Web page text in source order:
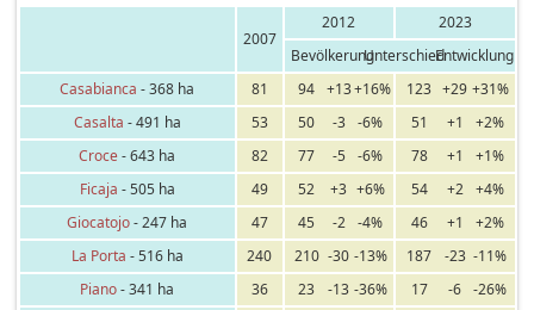
2007
2012
2023
BevölkerungUnterschiedEntwicklung
Casabianca - 368 ha 81 94 +13+16% 123 +29 +31%
Casalta - 491 ha 53 50 -3 -6% 51 +1
+2%
Croce- 643 ha 82 77 -5 -6% 78 +1
+1%
Ficaja - 505 ha 49 52 +3 +6% 54 +2
+4%
Giocatojo- 247 ha 47 45 -2 -4% 46 +1
+2%
La Porta - 516 ha 240 210 -30 -13% 187 -23 -11%
Piano- 341 ha 36 23 -13 -36% 17 -6 -26%